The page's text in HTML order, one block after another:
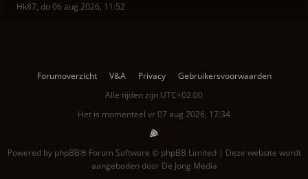
Hk87, do 06 aug 2026, 11:52
Forumoverzicht V&A Privacy
Gebruikersvoorwaarden
Alle tijden zijn UTC+02:00
Het is momenteel vr 07 aug 2026, 17:34
Powered by phpBB® Forum Software © phpBB Limited | Deze website wordt
aangeboden door De Jong Media